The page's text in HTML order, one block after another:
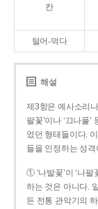
칸
털어-먹다
해설
제3항은 예사소리
팔꽃’이나 ‘끄나풀
었던 형태들이다.
들을 인정하는 성격
① ‘나발꽃’이 ‘나팔
하는 것은 아니다.
든 전통 관악기의